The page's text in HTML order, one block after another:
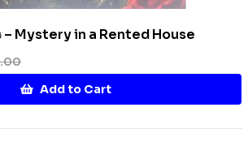
Mystery in a Rented House
Add to Cart